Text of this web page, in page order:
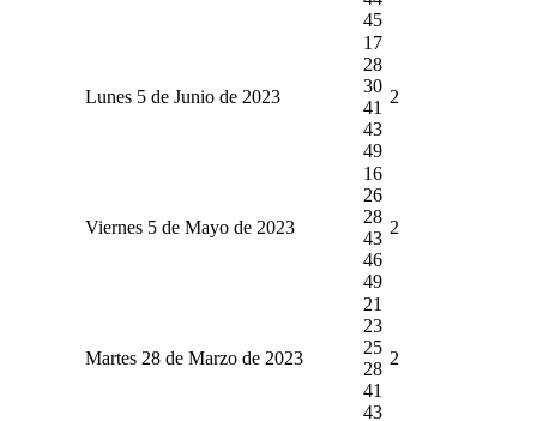
45
Lunes 5 de Junio de 2023
17
28
30
41
43
49
2
Viernes 5 de Mayo de 2023
16
26
28
43
46
49
2
Martes 28 de Marzo de 2023
21
23
25
28
41
43
2